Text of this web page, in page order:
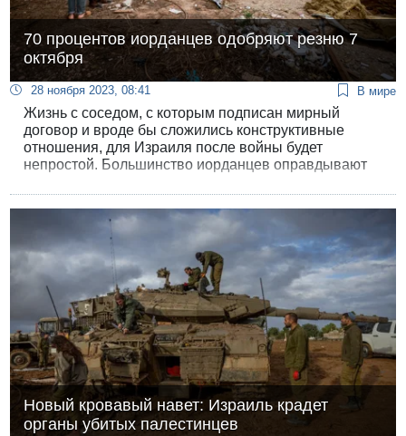
70 процентов иорданцев одобряют резню 7
октября
28 ноября 2023, 08:41 В мире
Жизнь с соседом, с которым подписан мирный
договор и вроде бы сложились конструктивные
отношения, для Израиля после войны будет
непростой. Большинство иорданцев оправдывают
Новый кровавый навет: Израиль крадет
органы убитых палестинцев